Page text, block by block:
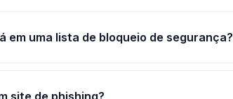
em uma lista de bloqueio de segurança?
site de phishing?